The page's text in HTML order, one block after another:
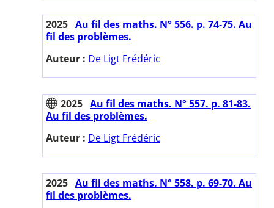
2025 Au fil des maths. N° 556. p. 74-75. Au
fil des problèmes.
Auteur : De Ligt Frédéric
2025 Au fil des maths. N° 557. p. 81-83.
Au fil des problèmes.
Auteur : De Ligt Frédéric
2025 Au fil des maths. N° 558. p. 69-70. Au
fil des problèmes.